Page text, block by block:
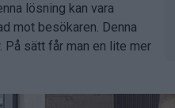
lösning kan vara
mot besökaren. Denna
På sätt får man en lite mer